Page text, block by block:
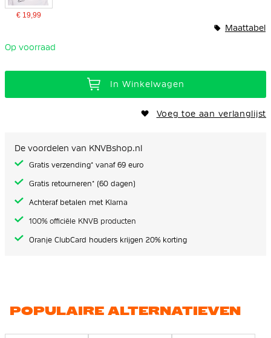
€ 19,99
Op voorraad
Maattabel
In Winkelwagen
Voeg toe aan verlanglijst
De voordelen van KNVBshop.nl
Gratis verzending* vanaf 69 euro
Gratis retourneren* (60 dagen)
Achteraf betalen met Klarna
100% officiële KNVB producten
Oranje ClubCard houders krijgen 20% korting
POPULAIRE ALTERNATIEVEN